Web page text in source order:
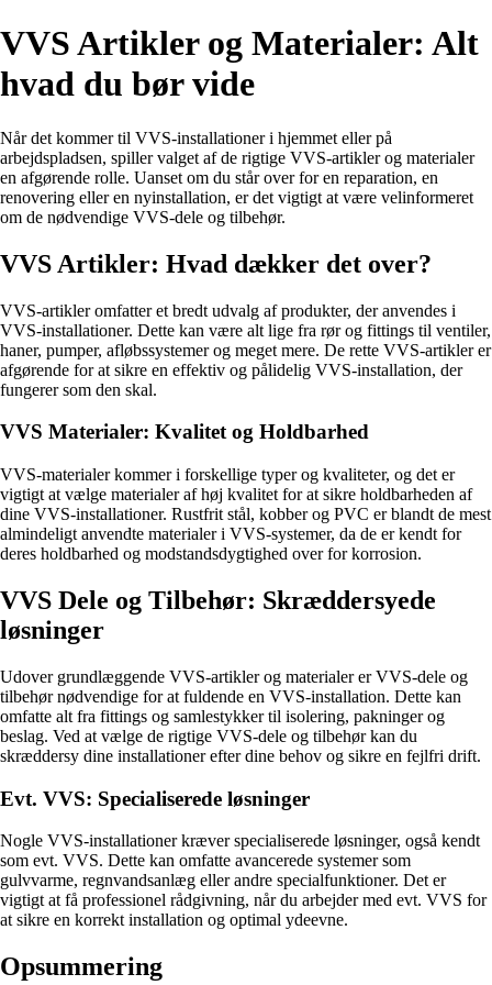
VVS Artikler og Materialer: Alt
hvad du bør vide
Når det kommer til VVS-installationer i hjemmet eller på
arbejdspladsen, spiller valget af de rigtige VVS-artikler og materialer
en afgørende rolle. Uanset om du står over for en reparation, en
renovering eller en nyinstallation, er det vigtigt at være velinformeret
om de nødvendige VVS-dele og tilbehør.
VVS Artikler: Hvad dækker det over?
VVS-artikler omfatter et bredt udvalg af produkter, der anvendes i
VVS-installationer. Dette kan være alt lige fra rør og fittings til ventiler,
haner, pumper, afløbssystemer og meget mere. De rette VVS-artikler er
afgørende for at sikre en effektiv og pålidelig VVS-installation, der
fungerer som den skal.
VVS Materialer: Kvalitet og Holdbarhed
VVS-materialer kommer i forskellige typer og kvaliteter, og det er
vigtigt at vælge materialer af høj kvalitet for at sikre holdbarheden af
dine VVS-installationer. Rustfrit stål, kobber og PVC er blandt de mest
almindeligt anvendte materialer i VVS-systemer, da de er kendt for
deres holdbarhed og modstandsdygtighed over for korrosion.
VVS Dele og Tilbehør: Skræddersyede
løsninger
Udover grundlæggende VVS-artikler og materialer er VVS-dele og
tilbehør nødvendige for at fuldende en VVS-installation. Dette kan
omfatte alt fra fittings og samlestykker til isolering, pakninger og
beslag. Ved at vælge de rigtige VVS-dele og tilbehør kan du
skræddersy dine installationer efter dine behov og sikre en fejlfri drift.
Evt. VVS: Specialiserede løsninger
Nogle VVS-installationer kræver specialiserede løsninger, også kendt
som evt. VVS. Dette kan omfatte avancerede systemer som
gulvvarme, regnvandsanlæg eller andre specialfunktioner. Det er
vigtigt at få professionel rådgivning, når du arbejder med evt. VVS for
at sikre en korrekt installation og optimal ydeevne.
Opsummering